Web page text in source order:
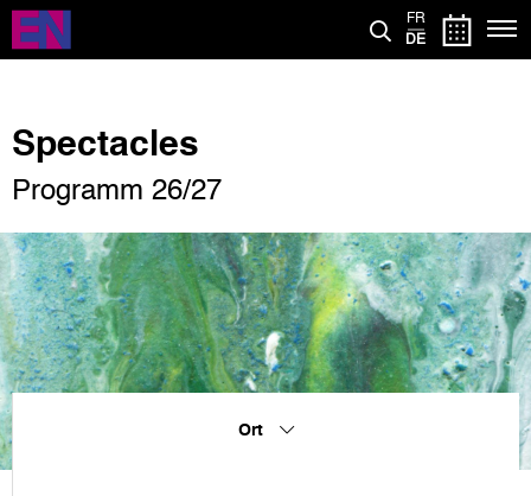
Direkt
zum
Inhalt
FR
DE
Spectacles
Programm 26/27
Ort